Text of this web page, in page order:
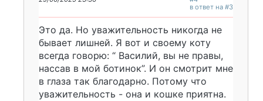
в ответ на #3
Это да. Но уважительность никогда не
бывает лишней. Я вот и своему коту
всегда говорю: “ Василий, вы не правы,
нассав в мой ботинок”. И он смотрит мне
в глаза так благодарно. Потому что
уважительность - она и кошке приятна.